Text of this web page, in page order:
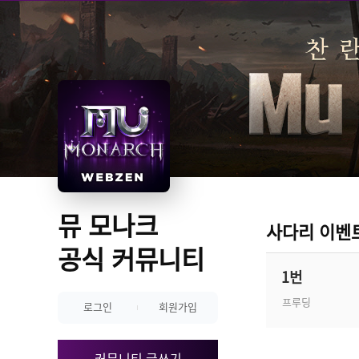
뮤 모나크
공식 커뮤니티
로그인 회원가입
사다리 이벤
1번
프루딩